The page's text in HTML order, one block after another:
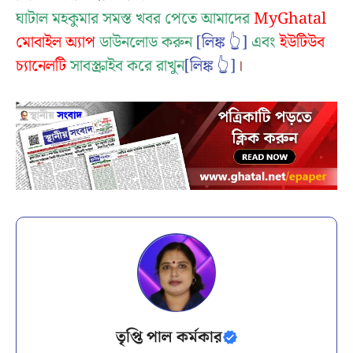
ঘাটাল মহকুমার সমস্ত খবর পেতে আমাদেরMyGhatal
মোবাইল অ্যাপডাউনলোড করুন[লিঙ্ক 👆] এবংইউটিউব
চ্যানেলটিসাবস্ক্রাইব করে রাখুন[লিঙ্ক 👆] ।
তৃপ্তি পাল কর্মকার